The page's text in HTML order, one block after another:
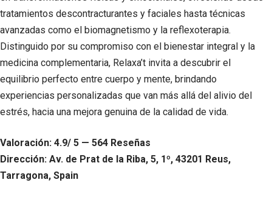
tratamientos descontracturantes y faciales hasta técnicas
avanzadas como el biomagnetismo y la reflexoterapia.
Distinguido por su compromiso con el bienestar integral y la
medicina complementaria, Relaxa’t invita a descubrir el
equilibrio perfecto entre cuerpo y mente, brindando
experiencias personalizadas que van más allá del alivio del
estrés, hacia una mejora genuina de la calidad de vida.
Valoración: 4.9/ 5 — 564 Reseñas
Dirección: Av. de Prat de la Riba, 5, 1º, 43201 Reus,
Tarragona, Spain